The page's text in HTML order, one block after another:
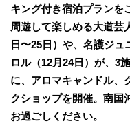
キング付き宿泊プランを
周遊して楽しめる大道芸
日〜25日）や、名護ジ
ロル（12月24日）が、3
に、アロマキャンドル、
クショップを開催。南国
お過ごしください。